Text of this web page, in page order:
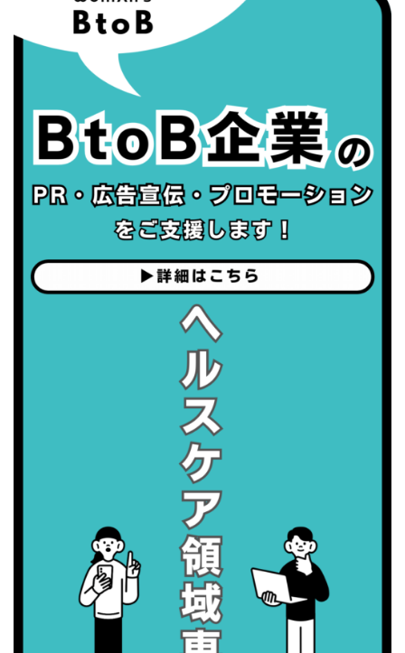
・世界アルツハイマー月間
・健康増進普及月間
・歯ヂカラ探究月間
・職場の健康診断実施強化月間
・世界性の健康デー
2026/09/05(土)
・がん征圧月間
・世界アルツハイマー月間
・健康増進普及月間
・歯ヂカラ探究月間
・職場の健康診断実施強化月間
・職場の健康診断実施強化月間
・世界アルツハイマー月間
・健康増進普及月間
・歯ヂカラ探究月間
・職場の健康診断実施強化月間